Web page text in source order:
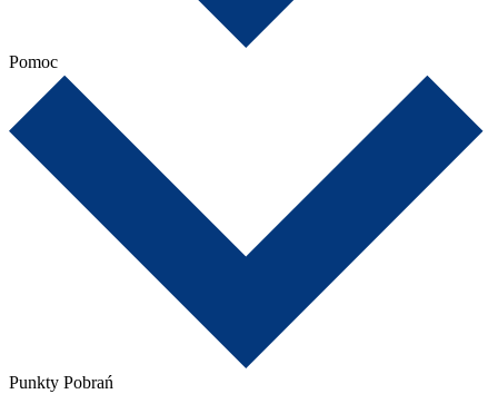
Pomoc
Punkty Pobrań